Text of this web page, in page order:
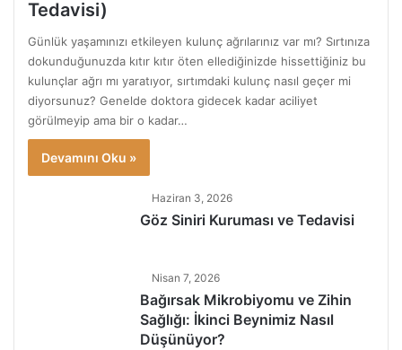
Tedavisi)
Günlük yaşamınızı etkileyen kulunç ağrılarınız var mı? Sırtınıza
dokunduğunuzda kıtır kıtır öten ellediğinizde hissettiğiniz bu
kulunçlar ağrı mı yaratıyor, sırtımdaki kulunç nasıl geçer mi
diyorsunuz? Genelde doktora gidecek kadar aciliyet
görülmeyip ama bir o kadar…
Devamını Oku »
Haziran 3, 2026
Göz Siniri Kuruması ve Tedavisi
Nisan 7, 2026
Bağırsak Mikrobiyomu ve Zihin
Sağlığı: İkinci Beynimiz Nasıl
Düşünüyor?